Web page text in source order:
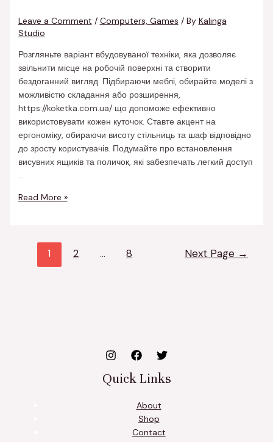
Leave a Comment / Computers, Games / By Kalinga
Studio
Розгляньте варіант вбудовуваної техніки, яка дозволяє
звільнити місце на робочій поверхні та створити
бездоганний вигляд. Підбираючи меблі, обирайте моделі з
можливістю складання або розширення,
https://koketka.com.ua/ що допоможе ефективно
використовувати кожен куточок. Ставте акцент на
ергономіку, обираючи висоту стільниць та шаф відповідно
до зросту користувачів. Подумайте про встановлення
висувних ящиків та поличок, які забезпечать легкий доступ
…
Read More »
1 2 … 8 Next Page →
Quick Links
About
Shop
Contact